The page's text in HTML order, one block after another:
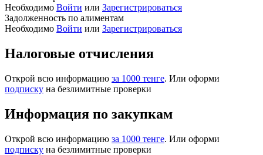
Необходимо Войти или Зарегистрироваться
Задолженность по алиментам
Необходимо Войти или Зарегистрироваться
Налоговые отчисления
Открой всю информацию за 1000 тенге. Или оформи
подписку на безлимитные проверки
Информация по закупкам
Открой всю информацию за 1000 тенге. Или оформи
подписку на безлимитные проверки